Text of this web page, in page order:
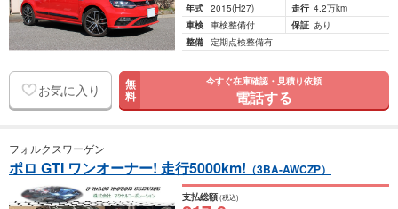
年式 2015(H27) 走行 4.2万km
車検 車検整備付 保証 あり
整備 定期点検整備有
お気に入り 無
料
今すぐ在庫確認・見積り依頼
電話する
フォルクスワーゲン
ポロ GTI ワンオーナー! 走行5000km! （3BA-AWCZP）
支払総額(税込)